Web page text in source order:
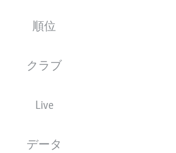
順位
クラブ
Live
データ
19.03.2005